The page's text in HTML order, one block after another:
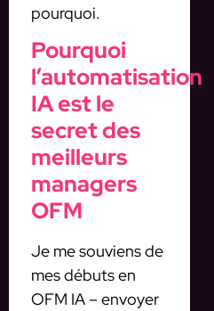
pourquoi.
Pourquoi
l’automatisation
IA est le
secret des
meilleurs
managers
OFM
Je me souviens de
mes débuts en
OFM IA – envoyer